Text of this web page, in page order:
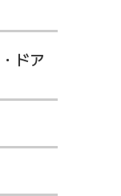
ドア